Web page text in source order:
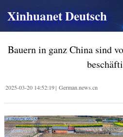
Xinhuanet Deutsch
Bauern in ganz China sind
2025-03-20 14:52:19| German.news.cn